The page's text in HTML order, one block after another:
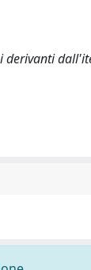
derivanti